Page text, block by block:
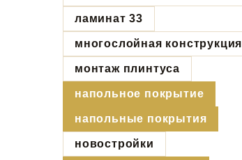
ламинат 33
многослойная конструкция
монтаж плинтуса
напольное покрытие
напольные покрытия
новостройки